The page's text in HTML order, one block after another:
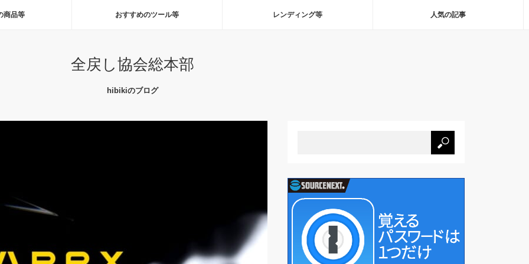
商品等 おすすめのツール等 レンディング等 人気の記事
全戻し協会総本部
hibikiのブログ